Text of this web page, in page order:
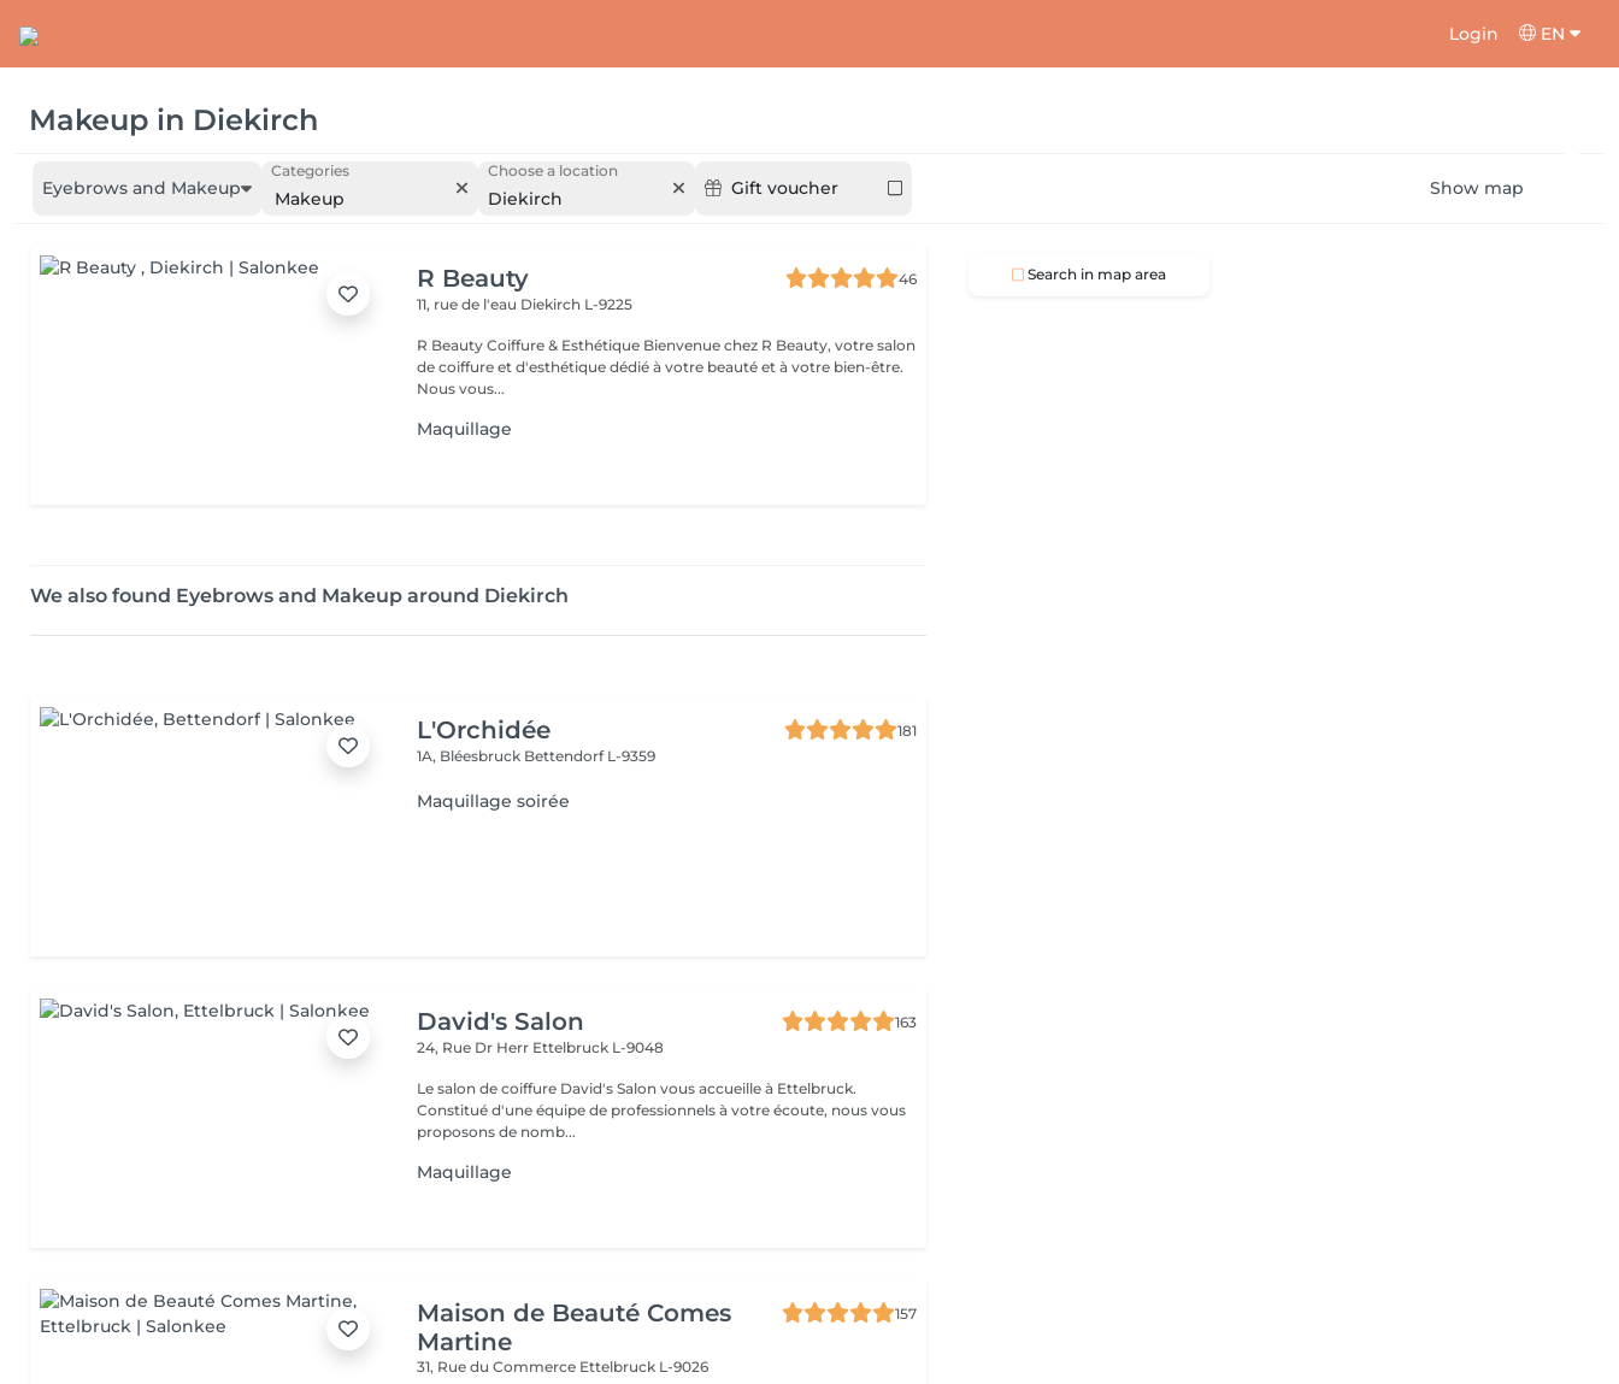
Login EN
Makeup in Diekirch
Eyebrows and Makeup
Categories
Makeup
Choose a location
Diekirch Gift voucher Show map
R Beauty
46
11, rue de l'eau Diekirch L-9225
R Beauty Coiffure & Esthétique Bienvenue chez R Beauty, votre salon
de coiffure et d'esthétique dédié à votre beauté et à votre bien-être.
Nous vous...
Maquillage
We also found Eyebrows and Makeup around Diekirch
L'Orchidée
181
1A, Bléesbruck Bettendorf L-9359
Maquillage soirée
David's Salon
163
24, Rue Dr Herr Ettelbruck L-9048
Le salon de coiffure David's Salon vous accueille à Ettelbruck.
Constitué d'une équipe de professionnels à votre écoute, nous vous
proposons de nomb...
Maquillage
Maison de Beauté Comes
Martine
157
31, Rue du Commerce Ettelbruck L-9026
Search in map area